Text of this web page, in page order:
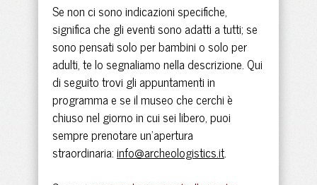
Se non ci sono indicazioni specifiche,
significa che gli eventi sono adatti a tutti; se
sono pensati solo per bambini o solo per
adulti, te lo segnaliamo nella descrizione. Qui
di seguito trovi gli appuntamenti in
programma e se il museo che cerchi è
chiuso nel giorno in cui sei libero, puoi
sempre prenotare un'apertura
straordinaria:info@archeologistics.it.